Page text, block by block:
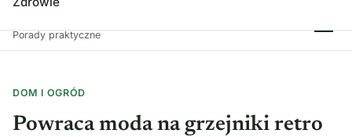
Porady praktyczne
DOM I OGRÓD
Powraca moda na grzejniki retro